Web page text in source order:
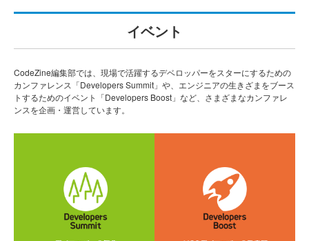
イベント
CodeZine編集部では、現場で活躍するデベロッパーをスターにするための
カンファレンス「Developers Summit」や、エンジニアの生きざまをブース
トするためのイベント「Developers Boost」など、さまざまなカンファレ
ンスを企画・運営しています。